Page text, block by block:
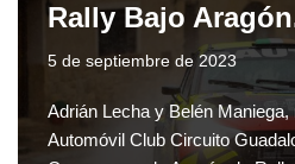
Rally Bajo
5 de septiembre de 2023
Adrián Lecha y Belén
Automóvil Club Circuito